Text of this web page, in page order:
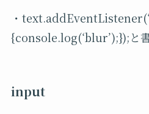
・
{console.log(‘blur’);});と書
input